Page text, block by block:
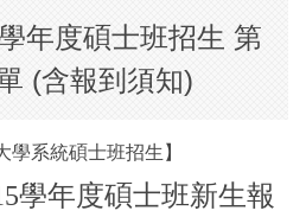
年度碩士班招生 第
(含報到須知)
學系統碩士班招生】
學年度碩士班新生報